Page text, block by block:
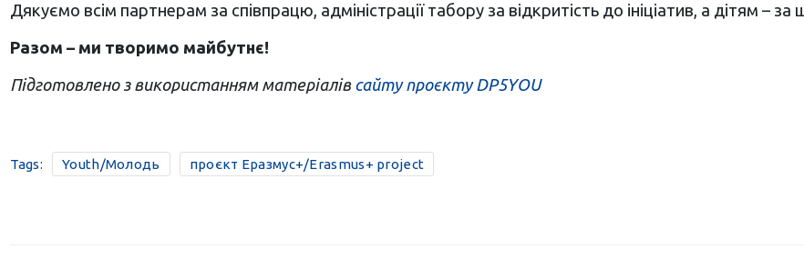
Дякуємо всім партнерам за співпрацю, адміністрації табору за відкритість до ініціатив, а дітям – за
Разом – ми творимо майбутнє!
Підготовлено з використанням матеріалів сайту проєкту DP5YOU
Tags: Youth/Молодь проєкт Еразмус+/Erasmus+ project